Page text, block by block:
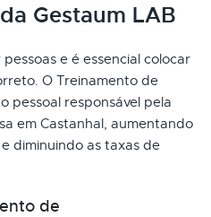
Gestaum LAB
e é essencial colocar
O Treinamento de
pessoal responsável pela
em Castanhal, aumentando
diminuindo as taxas de
de